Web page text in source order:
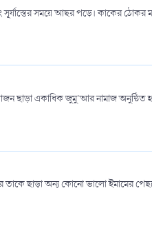
সময়ে আছর পড়ে। কাকের ঠোকর
একাধিক জুমু'আর নামাজ অনুষ্ঠিত
তাকে ছাড়া অন্য কোনো ভালো ইমামের